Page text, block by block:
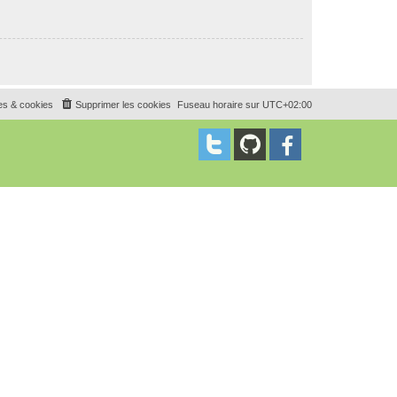
Fuseau horaire sur UTC+02:00
Supprimer les cookies
& cookies